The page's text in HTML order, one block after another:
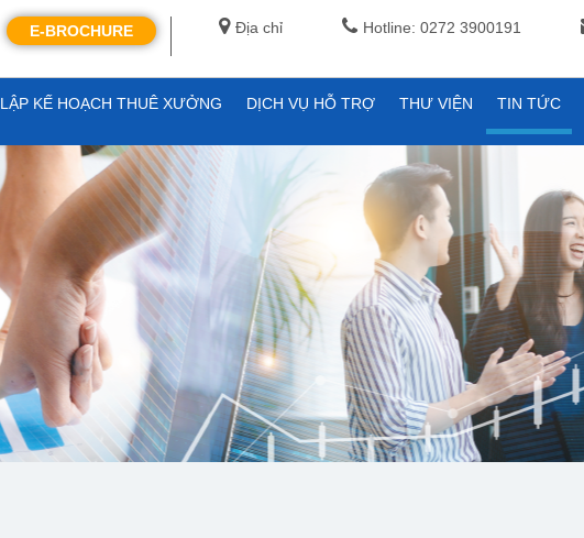
Địa chỉ Hotline: 0272 3900191
E-BROCHURE
LẬP KẾ HOẠCH THUÊ XƯỞNG DỊCH VỤ HỖ TRỢ THƯ VIỆN TIN TỨC